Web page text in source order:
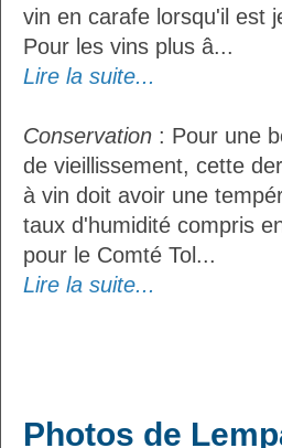
vin en carafe lorsqu'il est
Pour les vins plus â...
Lire la suite...
Conservation : Pour une
de vieillissement, cette
à vin doit avoir une
taux d'humidité compris
pour le Comté Tol...
Lire la suite...
Photos de